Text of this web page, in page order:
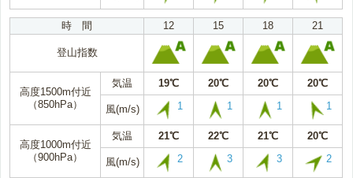
時 間 12 15 18 21
登山指数
高度1500m付近
（850hPa）
気温 19℃ 20℃ 20℃ 20℃
風(m/s) 1 1 1 1
高度1000m付近
（900hPa）
気温 21℃ 22℃ 21℃ 20℃
風(m/s) 2 3 3 2